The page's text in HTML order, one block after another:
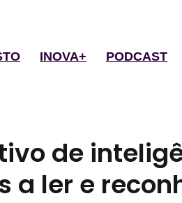
INOVA+ PODCAST
de
ler e